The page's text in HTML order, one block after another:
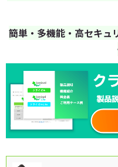
簡単・多機能・高セキュ